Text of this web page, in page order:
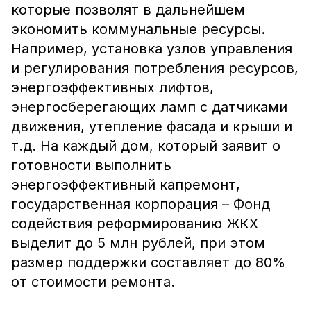
которые позволят в дальнейшем
экономить коммунальные ресурсы.
Например, установка узлов управления
и регулирования потребления ресурсов,
энергоэффективных лифтов,
энергосберегающих ламп с датчиками
движения, утепление фасада и крыши и
т.д. На каждый дом, который заявит о
готовности выполнить
энергоэффективный капремонт,
государственная корпорация – Фонд
содействия реформированию ЖКХ
выделит до 5 млн рублей, при этом
размер поддержки составляет до 80%
от стоимости ремонта.